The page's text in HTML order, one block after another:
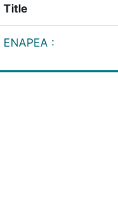
Title
ENAPEA :